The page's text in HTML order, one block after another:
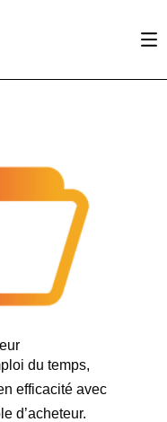
du temps,
efficacité avec
d’acheteur.